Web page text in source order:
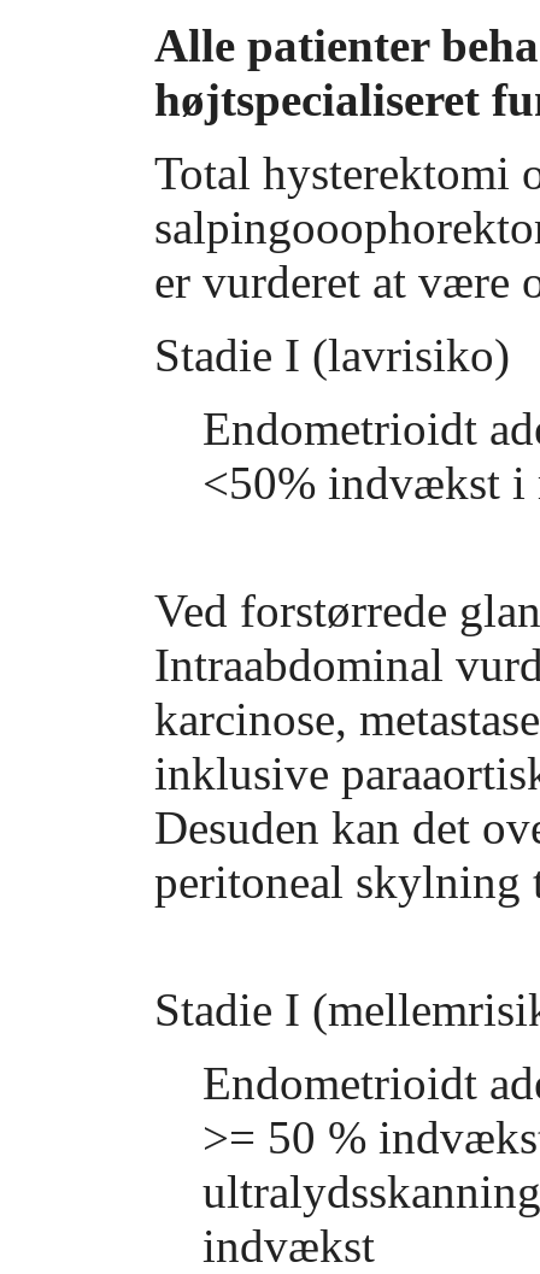
Alle patienter
højtspecialiseret
Total hysterektomi
er vurderet at være
Stadie I (lavrisiko)
Endometrioidt
<50% indvækst i
Ved forstørrede
Intraabdominal
karcinose,
inklusive
Desuden kan det
peritoneal
Stadie I
Endometrioidt
>= 50 %
indvækst